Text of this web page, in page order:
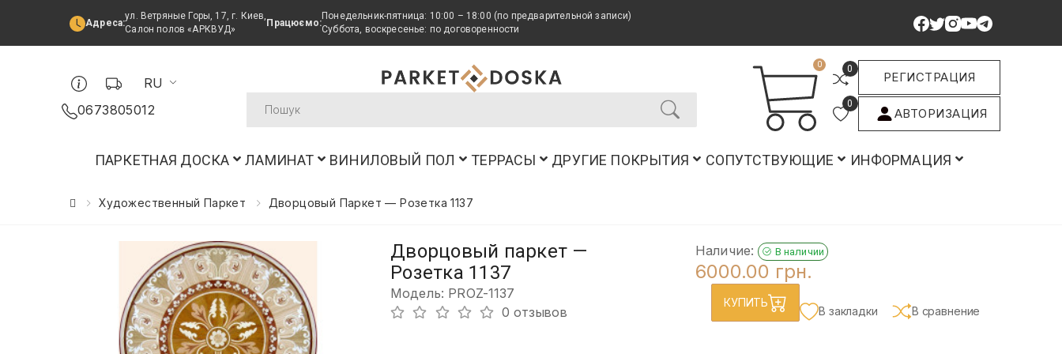
Адреса:
ул. Ветряные Горы, 17, г. Киев,
Салон полов «АРКВУД»
Працюємо:
Понедельник-пятница: 10:00 – 18:00 (по предварительной записи)
Суббота, воскресенье: по договоренности
RU
0673805012
0 0
0
РЕГИСТРАЦИЯ
АВТОРИЗАЦИЯ
ПАРКЕТНАЯ ДОСКА ЛАМИНАТ ВИНИЛОВЫЙ ПОЛ ТЕРРАСЫ ДРУГИЕ ПОКРЫТИЯ СОПУТСТВУЮЩИЕ ИНФОРМАЦИЯ
Художественный Паркет Дворцовый Паркет — Розетка 1137
Дворцовый паркет —
Розетка 1137
Модель: PROZ-1137
0 отзывов
Наличие: В наличии
6000.00 грн.
КУПИТЬ
В закладки В сравнение